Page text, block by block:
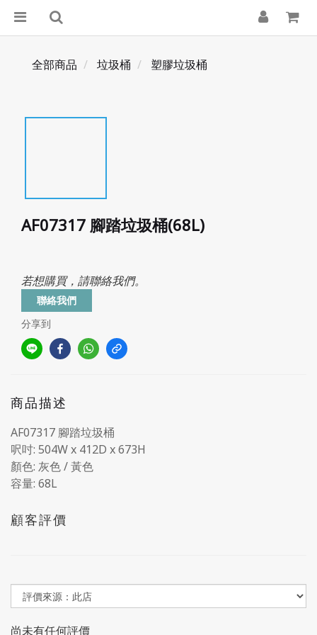
全部商品 垃圾桶 塑膠垃圾桶
AF07317 腳踏垃圾桶(68L)
若想購買，請聯絡我們。
聯絡我們
分享到
商品描述
AF07317 腳踏垃圾桶
呎吋: 504W x 412D x 673H
顏色: 灰色 / 黃色
容量: 68L
顧客評價
尚未有任何評價